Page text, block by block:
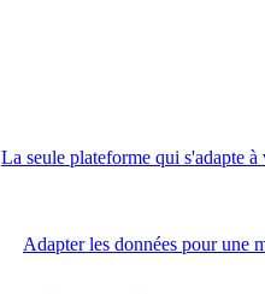
La seule plateforme qui s'adapte
Adapter les données pour une